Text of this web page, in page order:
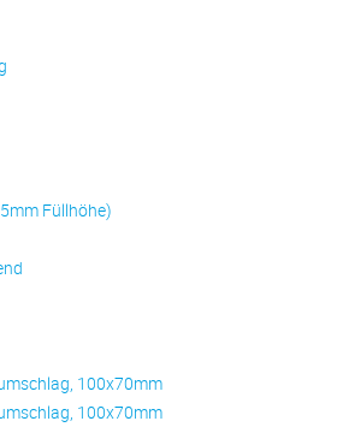
Füllhöhe)
100x70mm
100x70mm